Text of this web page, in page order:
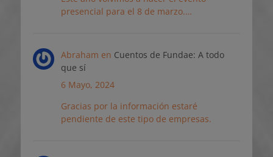
presencial para el 8 de marzo.…
Abraham en Cuentos de Fundae: A todo
que sí
6 Mayo, 2024
Gracias por la información estaré
pendiente de este tipo de empresas.